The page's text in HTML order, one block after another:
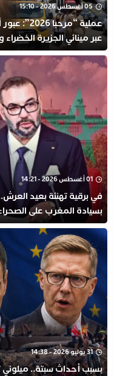
05 أغسطس 2026 - 15:10
عبر مينائي الجزيرة الخضراء
01 أغسطس 2026 - 14:21
في برقية تهنئة بعيد
بسيادة المغرب على
31 يوليو 2026 - 14:38
بسبب أحداث سبتة.. ميلوني